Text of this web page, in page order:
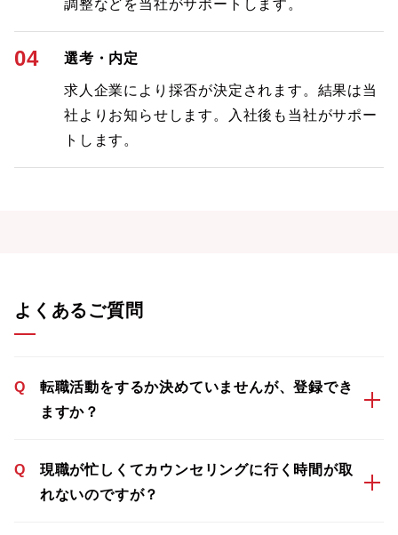
調整などを当社がサポートします。
04 選考・内定
求人企業により採否が決定されます。結果は当
社よりお知らせします。入社後も当社がサポー
トします。
よくあるご質問
Q
転職活動をするか決めていませんが、登録でき
ますか？
Q
現職が忙しくてカウンセリングに行く時間が取
れないのですが？